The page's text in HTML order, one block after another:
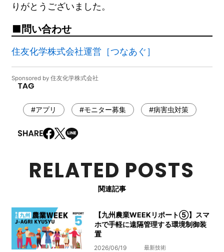
りがとうございました。
問い合わせ
住友化学株式会社運営［つなあぐ］
Sponsored by 住友化学株式会社
#アプリ #モニター募集 #病害虫対策
RELATED POSTS
関連記事
【九州農業WEEKリポート⑤】スマ
ホで手軽に遠隔管理する環境制御装
置
2026/06/19 最新技術